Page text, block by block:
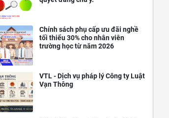
Chính sách phụ cấp ưu đãi nghề
tối thiểu 30% cho nhân viên
trường học từ năm 2026
VTL - Dịch vụ pháp lý Công ty Luật
Vạn Thông